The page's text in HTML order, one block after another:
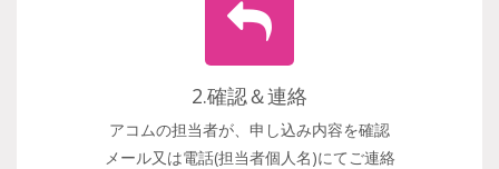
2.確認＆連絡
アコムの担当者が、申し込み内容を確認
メール又は電話(担当者個人名)にてご連絡